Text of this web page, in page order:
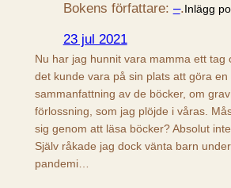
Bokens författare: –.Inlägg
23 jul 2021
Nu har jag hunnit vara mamma ett tag
det kunde vara på sin plats att göra en
sammanfattning av de böcker, om
förlossning, som jag plöjde i våras.
sig genom att läsa böcker? Absolut
Själv råkade jag dock vänta barn
pandemi…